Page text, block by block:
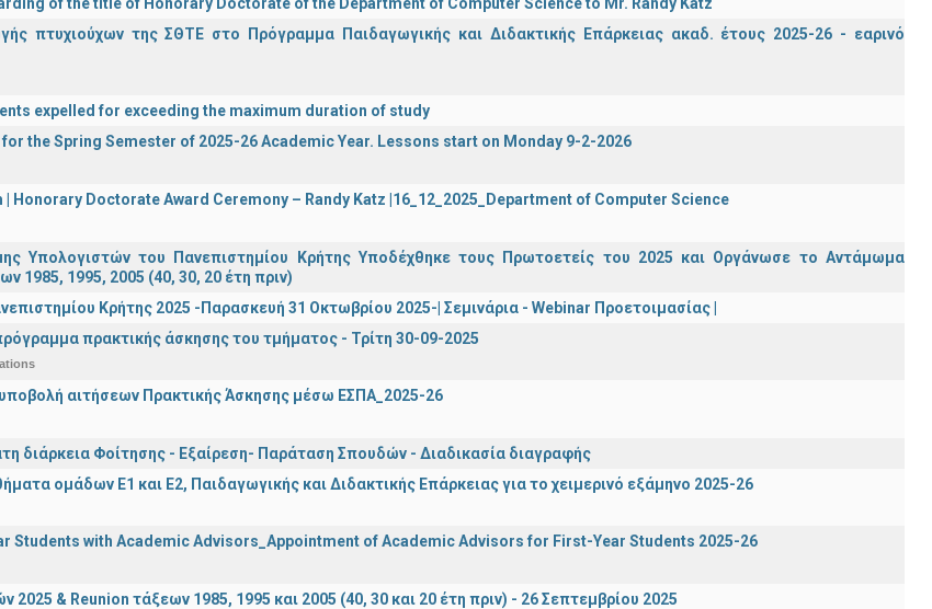
πτυχιούχων της ΣΘΤΕ στο Πρόγραμμα Παιδαγωγικής και Διδακτικής Επάρκειας ακαδ. έτους 2025-26 - εαρινό
expelled for exceeding the maximum duration of study
the Spring Semester of 2025-26 Academic Year. Lessons start on Monday 9-2-2026
Honorary Doctorate Award Ceremony – Randy Katz |16_12_2025_Department of Computer Science
Υπολογιστών του Πανεπιστημίου Κρήτης Υποδέχθηκε τους Πρωτοετείς του 2025 και Οργάνωσε το Αντάμωμα
1985, 1995, 2005 (40, 30, 20 έτη πριν)
Κρήτης 2025 -Παρασκευή 31 Οκτωβρίου 2025-| Σεμινάρια - Webinar Προετοιμασίας |
πρακτικής άσκησης του τμήματος - Τρίτη 30-09-2025
αιτήσεων Πρακτικής Άσκησης μέσω ΕΣΠΑ_2025-26
διάρκεια Φοίτησης - Εξαίρεση- Παράταση Σπουδών - Διαδικασία διαγραφής
ομάδων Ε1 και Ε2, Παιδαγωγικής και Διδακτικής Επάρκειας για το χειμερινό εξάμηνο 2025-26
Students with Academic Advisors_Appointment of Academic Advisors for First-Year Students 2025-26
& Reunion τάξεων 1985, 1995 και 2005 (40, 30 και 20 έτη πριν) - 26 Σεπτεμβρίου 2025